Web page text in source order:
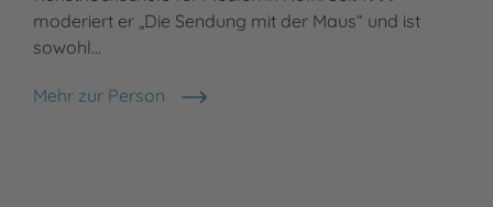
moderiert er „Die Sendung mit der Maus“ und ist
sowohl…
Mehr zur Person
Ralph Caspers